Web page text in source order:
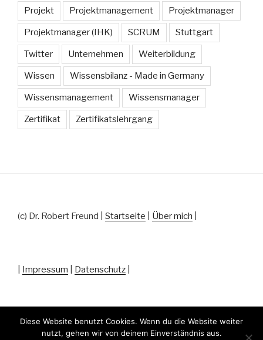
Projekt Projektmanagement Projektmanager
Projektmanager (IHK) SCRUM Stuttgart
Twitter Unternehmen Weiterbildung
Wissen Wissensbilanz - Made in Germany
Wissensmanagement Wissensmanager
Zertifikat Zertifikatslehrgang
(c) Dr. Robert Freund | Startseite Über mich
Impressum Datenschutz
Diese Website benutzt Cookies. Wenn du die Website weiter
nutzt, gehen wir von deinem Einverständnis aus.